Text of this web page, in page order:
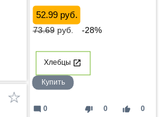
52.99 руб.
73.69руб. -28%
Хлебцы
Купить
thumb_down 0 thumb_up 0
mode_comment 0